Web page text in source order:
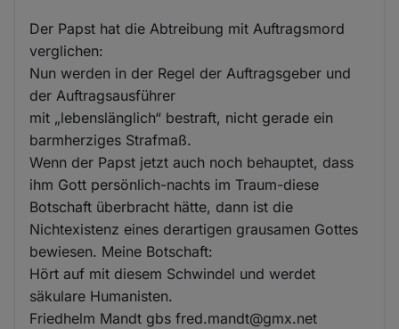
Der Papst hat die Abtreibung mit Auftragsmord
verglichen:
Nun werden in der Regel der Auftragsgeber und
der Auftragsausführer
mit „lebenslänglich“ bestraft, nicht gerade ein
barmherziges Strafmaß.
Wenn der Papst jetzt auch noch behauptet, dass
ihm Gott persönlich-nachts im Traum-diese
Botschaft überbracht hätte, dann ist die
Nichtexistenz eines derartigen grausamen Gottes
bewiesen. Meine Botschaft:
Hört auf mit diesem Schwindel und werdet
säkulare Humanisten.
Friedhelm Mandt gbs fred.mandt@gmx.net